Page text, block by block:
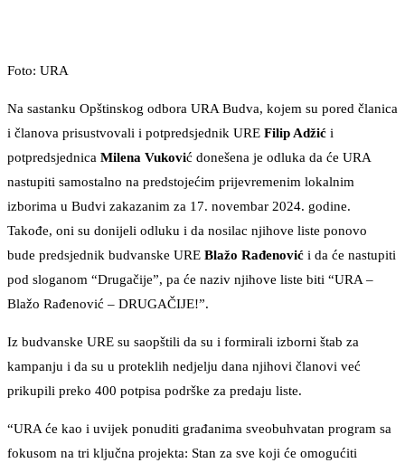
Foto: URA
Na sastanku Opštinskog odbora URA Budva, kojem su pored članica
i članova prisustvovali i potpredsjednik URE Filip Adžić i
potpredsjednica Milena Vuković donešena je odluka da će URA
nastupiti samostalno na predstojećim prijevremenim lokalnim
izborima u Budvi zakazanim za 17. novembar 2024. godine.
Takođe, oni su donijeli odluku i da nosilac njihove liste ponovo
bude predsjednik budvanske URE Blažo Rađenović i da će nastupiti
pod sloganom “Drugačije”, pa će naziv njihove liste biti “URA –
Blažo Rađenović – DRUGAČIJE!”.
Iz budvanske URE su saopštili da su i formirali izborni štab za
kampanju i da su u proteklih nedjelju dana njihovi članovi već
prikupili preko 400 potpisa podrške za predaju liste.
“URA će kao i uvijek ponuditi građanima sveobuhvatan program sa
fokusom na tri ključna projekta: Stan za sve koji će omogućiti